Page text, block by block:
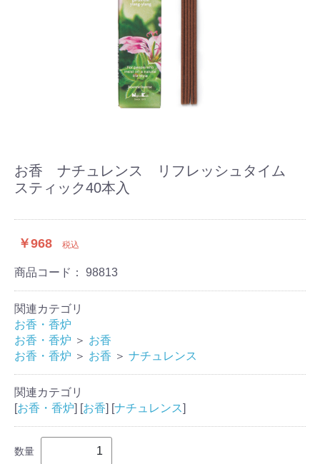
お香 ナチュレンス リフレッシュタイム
スティック40本入
￥968 税込
商品コード： 98813
関連カテゴリ
お香・香炉
お香・香炉 ＞ お香
お香・香炉 ＞ お香 ＞ ナチュレンス
関連カテゴリ
[お香・香炉] [お香] [ナチュレンス]
数量